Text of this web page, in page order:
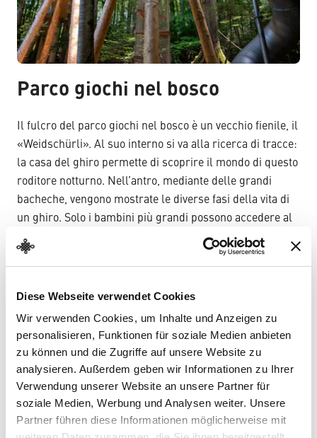
Diese Webseite verwendet Cookies
Wir verwenden Cookies, um Inhalte und Anzeigen zu
personalisieren, Funktionen für soziale Medien anbieten
zu können und die Zugriffe auf unsere Website zu
analysieren. Außerdem geben wir Informationen zu Ihrer
Verwendung unserer Website an unsere Partner für
soziale Medien, Werbung und Analysen weiter. Unsere
Partner führen diese Informationen möglicherweise mit
Parco giochi nel bosco
Il fulcro del parco giochi nel bosco è un vecchio fienile, il
«Weidschürli». Al suo interno si va alla ricerca di tracce:
la casa del ghiro permette di scoprire il mondo di questo
roditore notturno. Nell’antro, mediante delle grandi
bacheche, vengono mostrate le diverse fasi della vita di
un ghiro. Solo i bambini più grandi possono accedere al
piano superiore del fienile, dove li aspettano dei sacchi di
juta pieni, ideali da impilare e per creare costruzioni.
bosco» attende i vostri piccoli bambini. La sabbiera e le
Il parco giochi nel bosco offre ancora più avventure per
grandi e piccini: una casetta con il sistema di percorsi
per biglie CUBORO, un sentiero tra le cime di 25 metri
con binocolo per il birdwatching e uno scivolo alto otto
metri invitano a giocare, stupirsi e scoprire.
Il parco giochi nel bosco si trova vicino al ristorante